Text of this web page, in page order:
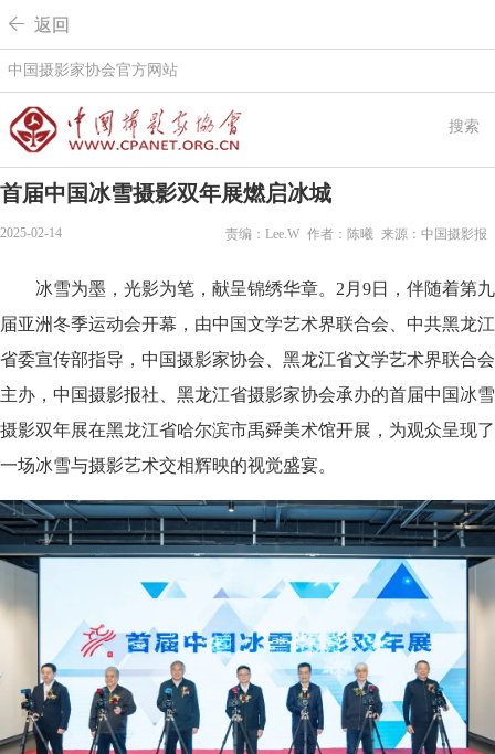
 返回
中国摄影家协会官方网站
搜索
首届中国冰雪摄影双年展燃启冰城
2025-02-14 来源：中国摄影报
作者：陈曦
责编：Lee.W
冰雪为墨，光影为笔，献呈锦绣华章。2月9日，伴随着第九
届亚洲冬季运动会开幕，由中国文学艺术界联合会、中共黑龙江
省委宣传部指导，中国摄影家协会、黑龙江省文学艺术界联合会
主办，中国摄影报社、黑龙江省摄影家协会承办的首届中国冰雪
摄影双年展在黑龙江省哈尔滨市禹舜美术馆开展，为观众呈现了
一场冰雪与摄影艺术交相辉映的视觉盛宴。